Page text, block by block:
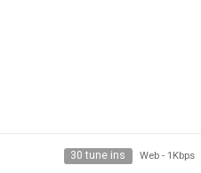
30 tune ins Web - 1Kbps